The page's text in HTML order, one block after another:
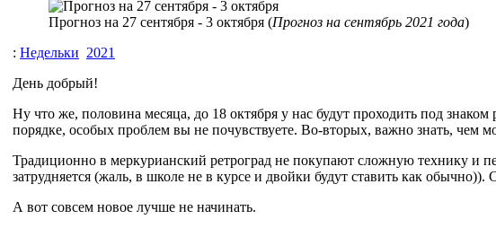
Прогноз на 27 сентября - 3 октября (Прогноз на сентябрь 2021 года)
: Недельки 2021
День добрый!
Ну что же, половина месяца, до 18 октября у нас будут проходить под
порядке, особых проблем вы не почувствуете. Во-вторых, важно знать, чем
Традиционно в меркурианский ретроград не покупают сложную технику и
затрудняется (жаль, в школе не в курсе и двойки будут ставить как
А вот совсем новое лучше не начинать.